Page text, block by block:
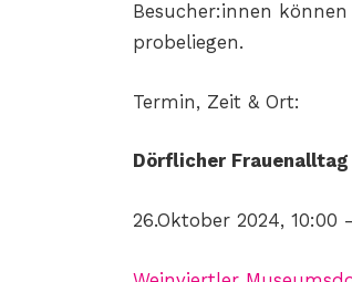
Besucher:innen
probeliegen.
Termin, Zeit & Ort:
Dörflicher Frauenalltag
26.Oktober 2024, 10:00